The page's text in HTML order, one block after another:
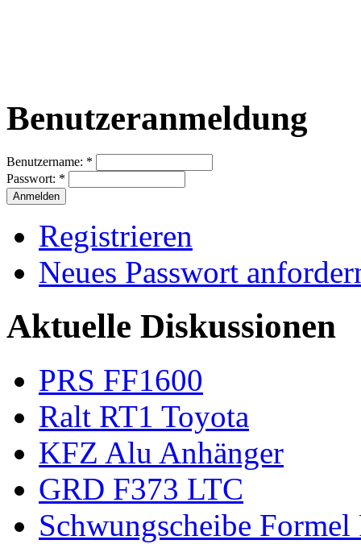
Benutzeranmeldung
Benutzername: *
Passwort: *
Registrieren
Neues Passwort
Aktuelle Diskussionen
PRS FF1600
Ralt RT1 Toyota
KFZ Alu Anhänger
GRD F373 LTC
Schwungscheibe Formel